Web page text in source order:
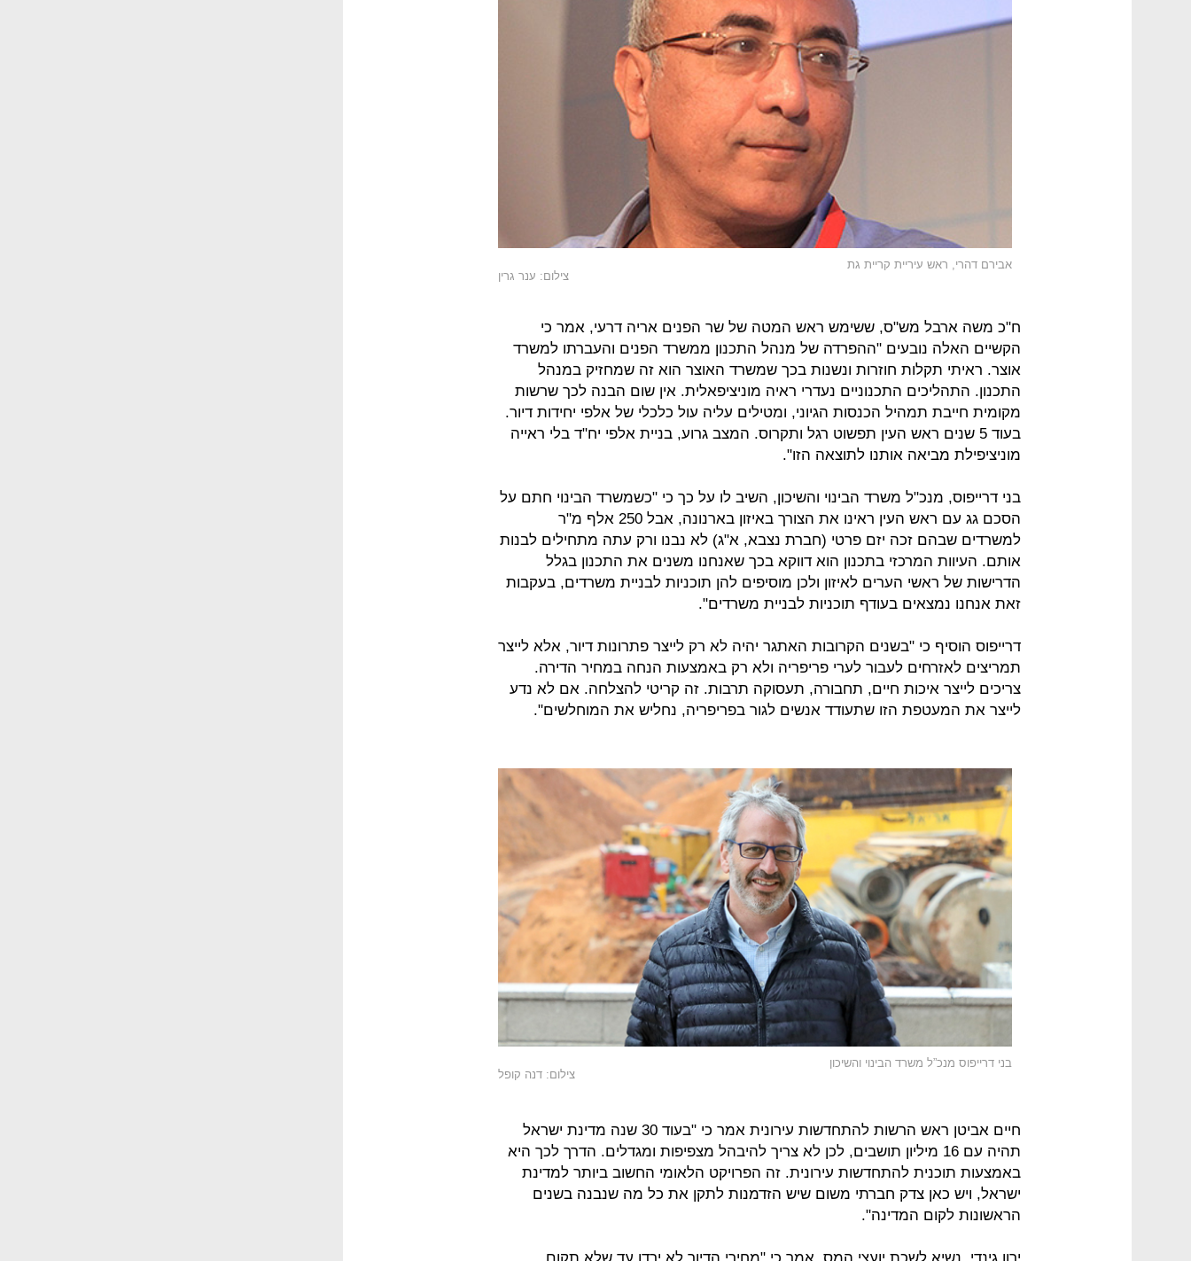
אבירם דהרי, ראש עיריית קריית גת
צילום: ענר גרין
ח"כ משה ארבל מש"ס, ששימש ראש המטה של שר הפנים אריה דרעי, אמר כי
הקשיים האלה נובעים "ההפרדה של מנהל התכנון ממשרד הפנים והעברתו למשרד
אוצר. ראיתי תקלות חוזרות ונשנות בכך שמשרד האוצר הוא זה שמחזיק במנהל
התכנון. התהליכים התכנוניים נעדרי ראיה מוניציפאלית. אין שום הבנה לכך שרשות
מקומית חייבת תמהיל הכנסות הגיוני, ומטילים עליה עול כלכלי של אלפי יחידות דיור.
בעוד 5 שנים ראש העין תפשוט רגל ותקרוס. המצב גרוע, בניית אלפי יח"ד בלי ראייה
מוניציפילת מביאה אותנו לתוצאה הזו".
בני דרייפוס, מנכ"ל משרד הבינוי והשיכון, השיב לו על כך כי "כשמשרד הבינוי חתם על
הסכם גג עם ראש העין ראינו את הצורך באיזון בארנונה, אבל 250 אלף מ"ר
למשרדים שבהם זכה יזם פרטי (חברת נצבא, א"ג) לא נבנו ורק עתה מתחילים לבנות
אותם. העיוות המרכזי בתכנון הוא דווקא בכך שאנחנו משנים את התכנון בגלל
הדרישות של ראשי הערים לאיזון ולכן מוסיפים להן תוכניות לבניית משרדים, בעקבות
זאת אנחנו נמצאים בעודף תוכניות לבניית משרדים".
דרייפוס הוסיף כי "בשנים הקרובות האתגר יהיה לא רק לייצר פתרונות דיור, אלא לייצר
תמריצים לאזרחים לעבור לערי פריפריה ולא רק באמצעות הנחה במחיר הדירה.
צריכים לייצר איכות חיים, תחבורה, תעסוקה תרבות. זה קריטי להצלחה. אם לא נדע
לייצר את המעטפת הזו שתעודד אנשים לגור בפריפריה, נחליש את המוחלשים".
בני דרייפוס מנכ”ל משרד הבינוי והשיכון
צילום: דנה קופל
חיים אביטן ראש הרשות להתחדשות עירונית אמר כי "בעוד 30 שנה מדינת ישראל
תהיה עם 16 מיליון תושבים, לכן לא צריך להיבהל מצפיפות ומגדלים. הדרך לכך היא
באמצעות תוכנית להתחדשות עירונית. זה הפרויקט הלאומי החשוב ביותר למדינת
ישראל, ויש כאן צדק חברתי משום שיש הזדמנות לתקן את כל מה שנבנה בשנים
הראשונות לקום המדינה".